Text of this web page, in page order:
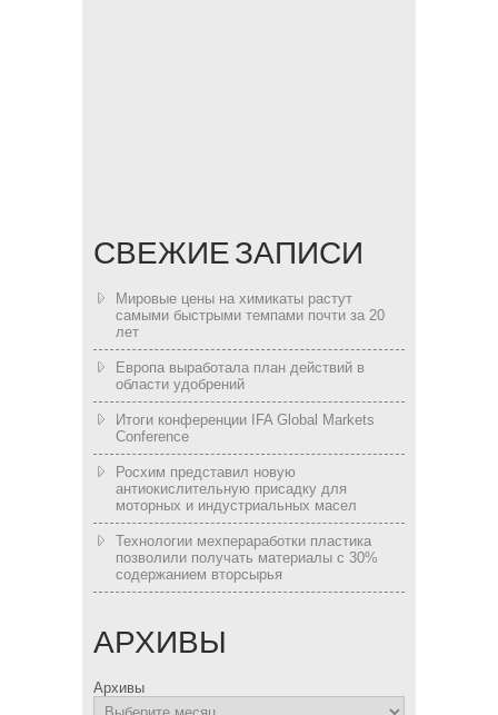
СВЕЖИЕ ЗАПИСИ
Мировые цены на химикаты растут
самыми быстрыми темпами почти за 20
лет
Европа выработала план действий в
области удобрений
Итоги конференции IFA Global Markets
Conference
Росхим представил новую
антиокислительную присадку для
моторных и индустриальных масел
Технологии мехпераработки пластика
позволили получать материалы с 30%
содержанием вторсырья
АРХИВЫ
Архивы